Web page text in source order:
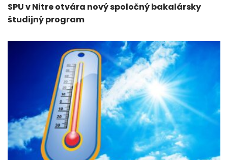
SPU v Nitre otvára nový spoločný bakalársky
študijný program